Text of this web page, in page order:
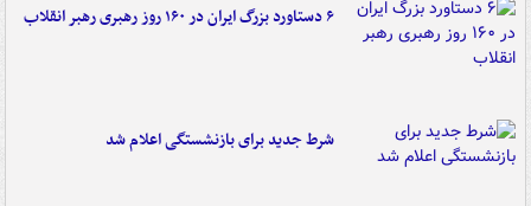
۶ دستاورد بزرگ ایران در ۱۶۰ روز رهبری رهبر انقلاب
شرط جدید برای بازنشستگی اعلام شد